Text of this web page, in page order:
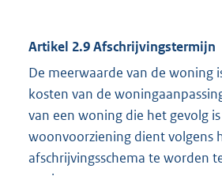
Artikel 2.9 Afschrijvingstermijn
De meerwaarde van de woning
kosten van de
van een woning die het gevolg
woonvoorziening dient volgens
afschrijvingsschema te worden